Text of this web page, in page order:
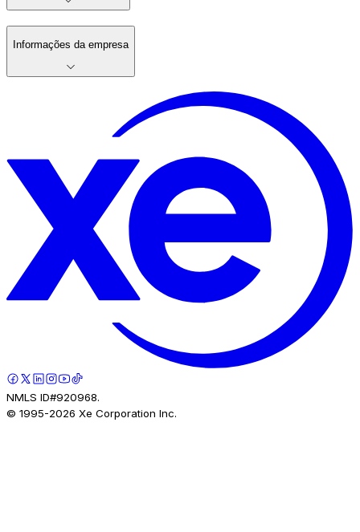
Informações da empresa
NMLS ID#920968.
© 1995-2026 Xe Corporation Inc.